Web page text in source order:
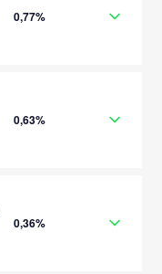
0,77%
0,63%
0,36%